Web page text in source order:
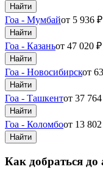
Найти
Гоа - Мумбайот 5 936 ₽
Найти
Гоа - Казаньот 47 020 ₽
Найти
Гоа - Новосибирскот
Найти
Гоа - Ташкентот 37 764
Найти
Гоа - Коломбоот 13 802
Найти
Как добраться